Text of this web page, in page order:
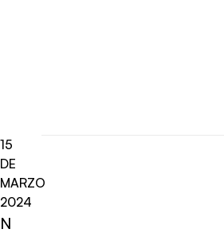
15
DE
MARZO
2024
N